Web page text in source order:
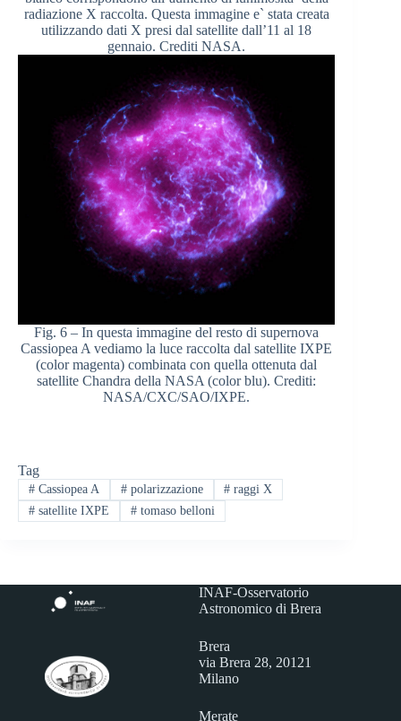
radiazione X raccolta. Questa immagine e` stata creata
utilizzando dati X presi dal satellite dall’11 al 18
gennaio. Crediti NASA.
Fig. 6 – In questa immagine del resto di supernova
Cassiopea A vediamo la luce raccolta dal satellite IXPE
(color magenta) combinata con quella ottenuta dal
satellite Chandra della NASA (color blu). Crediti:
NASA/CXC/SAO/IXPE.
Tag
#Cassiopea A #polarizzazione # raggi X
#satellite IXPE #tomaso belloni
INAF-Osservatorio
Astronomico di Brera
Brera
via Brera 28, 20121
Milano
Merate